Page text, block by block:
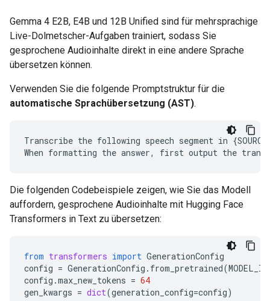
Gemma 4 E2B, E4B und 12B Unified sind für mehrsprachige
Live-Dolmetscher-Aufgaben trainiert, sodass Sie
gesprochene Audioinhalte direkt in eine andere Sprache
übersetzen können.
Verwenden Sie die folgende Promptstruktur für die
automatische Sprachübersetzung (AST).
Transcribe the following speech segment in
Die folgenden Codebeispiele zeigen, wie Sie das Modell
auffordern, gesprochene Audioinhalte mit Hugging Face
Transformers in Text zu übersetzen:
from transformers import GenerationConfig
config = GenerationConfig . from_pretrained(MODEL_ID
config .max_new_tokens = 64
gen_kwargs = dict(generation_config=config)